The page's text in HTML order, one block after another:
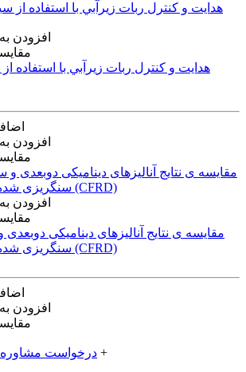
افزودن
هدايت و كنترل ربات زيرآبي با استفاده
افزودن
افزودن
مقایسه ی‌ نتایج آنالیزهای‌ دینامیکی‌
سنگریزی‌ شده با‌رویه‌ی‌ بتنی‌ (CFRD)
افزودن
درخواست مشاوره +